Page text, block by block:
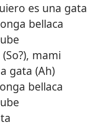
es una gata
bellaca
mami
gata (Ah)
bellaca